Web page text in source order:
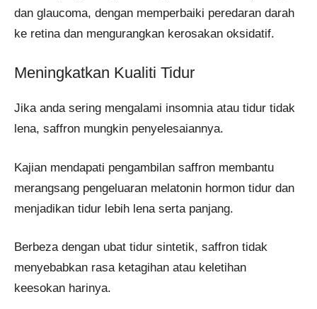
dan glaucoma, dengan memperbaiki peredaran darah
ke retina dan mengurangkan kerosakan oksidatif.
Meningkatkan Kualiti Tidur
Jika anda sering mengalami insomnia atau tidur tidak
lena, saffron mungkin penyelesaiannya.
Kajian mendapati pengambilan saffron membantu
merangsang pengeluaran melatonin hormon tidur dan
menjadikan tidur lebih lena serta panjang.
Berbeza dengan ubat tidur sintetik, saffron tidak
menyebabkan rasa ketagihan atau keletihan
keesokan harinya.